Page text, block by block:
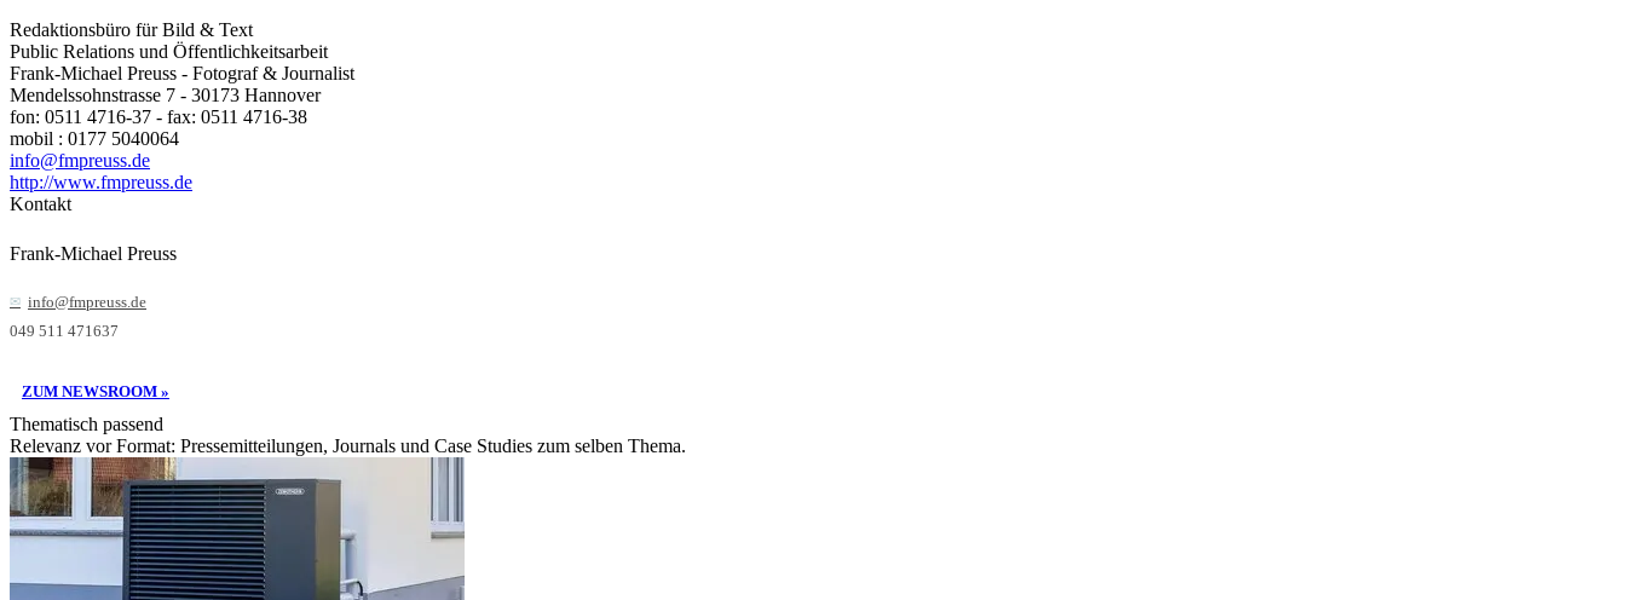
Redaktionsbüro für Bild & Text
Public Relations und Öffentlichkeitsarbeit
Frank-Michael Preuss - Fotograf & Journalist
Mendelssohnstrasse 7 - 30173 Hannover
fon: 0511 4716-37 - fax: 0511 4716-38
mobil : 0177 5040064
info@fmpreuss.de
http://www.fmpreuss.de
Kontakt
Frank-Michael Preuss
info@fmpreuss.de
049 511 471637
ZUM NEWSROOM »
Thematisch passend
Relevanz vor Format: Pressemitteilungen, Journals und Case Studies zum selben Thema.